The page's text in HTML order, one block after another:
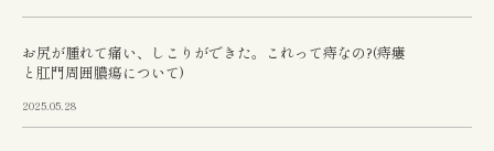
お尻が腫れて痛い、しこりができた。これって痔なの?(痔瘻
と肛門周囲膿瘍について)
2025.05.28